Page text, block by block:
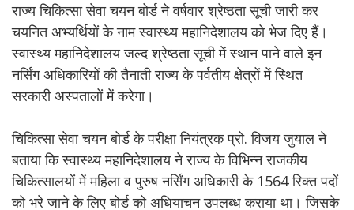
राज्य चिकित्सा सेवा चयन बोर्ड ने वर्षवार श्रेष्ठता सूची जारी कर
चयनित अभ्यर्थियों के नाम स्वास्थ्य महानिदेशालय को भेज दिए हैं।
स्वास्थ्य महानिदेशालय जल्द श्रेष्ठता सूची में स्थान पाने वाले इन
नर्सिंग अधिकारियों की तैनाती राज्य के पर्वतीय क्षेत्रों में स्थित
सरकारी अस्पतालों में करेगा।
चिकित्सा सेवा चयन बोर्ड के परीक्षा नियंत्रक प्रो. विजय जुयाल ने
बताया कि स्वास्थ्य महानिदेशालय ने राज्य के विभिन्न राजकीय
चिकित्सालयों में महिला व पुरुष नर्सिंग अधिकारी के 1564 रिक्त पदों
को भरे जाने के लिए बोर्ड को अधियाचन उपलब्ध कराया था। जिसके